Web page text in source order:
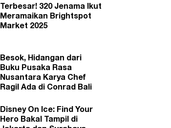
Terbesar! 320 Jenama Ikut
Meramaikan Brightspot
Market 2025
Besok, Hidangan dari
Buku Pusaka Rasa
Nusantara Karya Chef
Ragil Ada di Conrad Bali
Disney On Ice: Find Your
Hero Bakal Tampil di